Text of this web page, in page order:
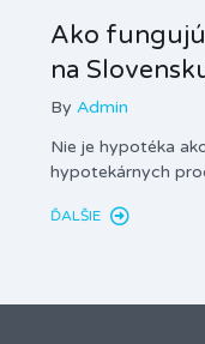
Ako
na
By Admin
Nie je hypotéka
hypotekárnych
ĎALŠIE